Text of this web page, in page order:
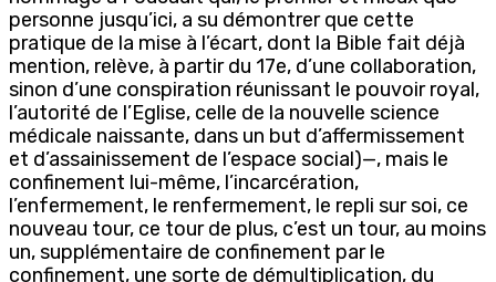
personne jusqu’ici, a su démontrer que cette
pratique de la mise à l’écart, dont la Bible fait déjà
mention, relève, à partir du 17e, d’une collaboration,
sinon d’une conspiration réunissant le pouvoir royal,
l’autorité de l’Eglise, celle de la nouvelle science
médicale naissante, dans un but d’affermissement
et d’assainissement de l’espace social)—, mais le
confinement lui-même, l’incarcération,
l’enfermement, le renfermement, le repli sur soi, ce
nouveau tour, ce tour de plus, c’est un tour, au moins
un, supplémentaire de confinement par le
confinement, une sorte de démultiplication, du